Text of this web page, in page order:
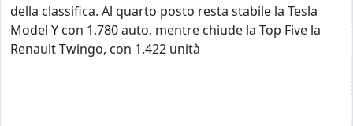
della classifica. Al quarto posto resta stabile la Tesla
Model Y con 1.780 auto, mentre chiude la Top Five la
Renault Twingo, con 1.422 unità